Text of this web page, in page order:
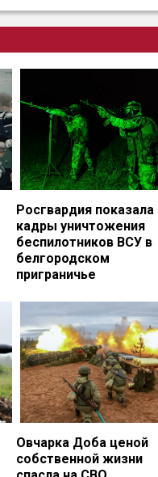
Росгвардия показала
кадры уничтожения
беспилотников ВСУ в
белгородском
приграничье
Овчарка Доба ценой
собственной жизни